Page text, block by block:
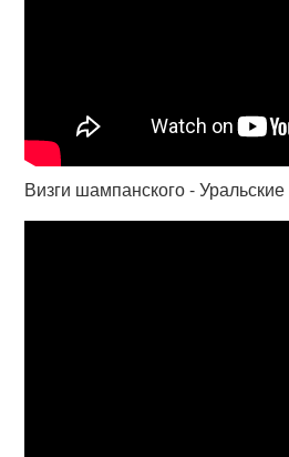
Визги шампанского -